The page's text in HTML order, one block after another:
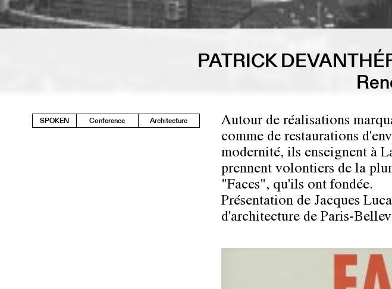
PATRICK
SPOKEN Conference Architecture
Autour de réalisations
comme de restaurations
modernité, ils enseignent à
prennent volontiers de la
"Faces", qu'ils ont fondée.
Présentation de Jacques
d'architecture de Paris-